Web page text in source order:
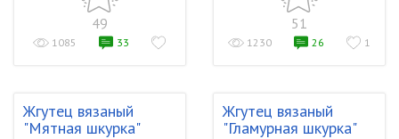
49
1085 33
51
1230 26 1
Жгутец вязаный
"Мятная шкурка"
Жгутец вязаный
"Гламурная шкурка"